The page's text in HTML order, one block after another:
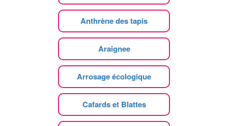
Anthrène des tapis
Araignee
Arrosage écologique
Cafards et Blattes